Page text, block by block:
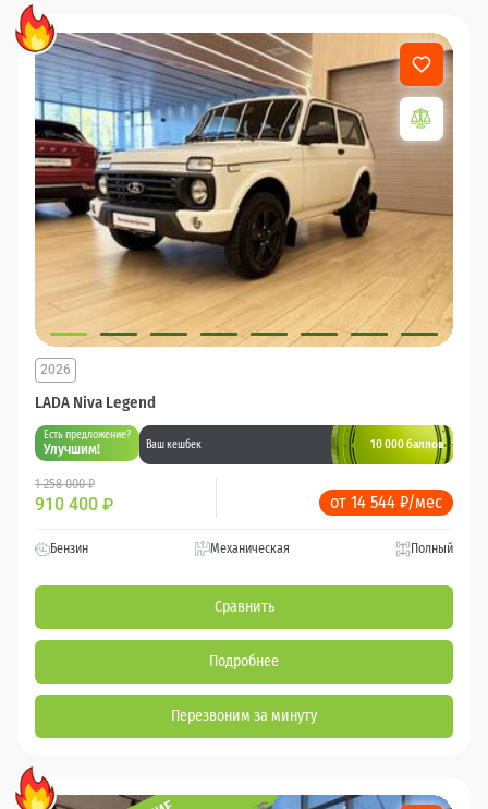
LADA Niva Legend
2026
Есть предложение?
Улучшим! Ваш кешбек 10 000 баллов
1 258 000 ₽
910 400 ₽ от 14 544 ₽/мес
Бензин Механическая Полный
Сравнить
Подробнее
Перезвоним за минуту